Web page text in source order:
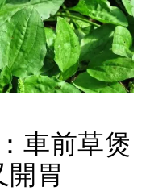
車前草煲
開胃